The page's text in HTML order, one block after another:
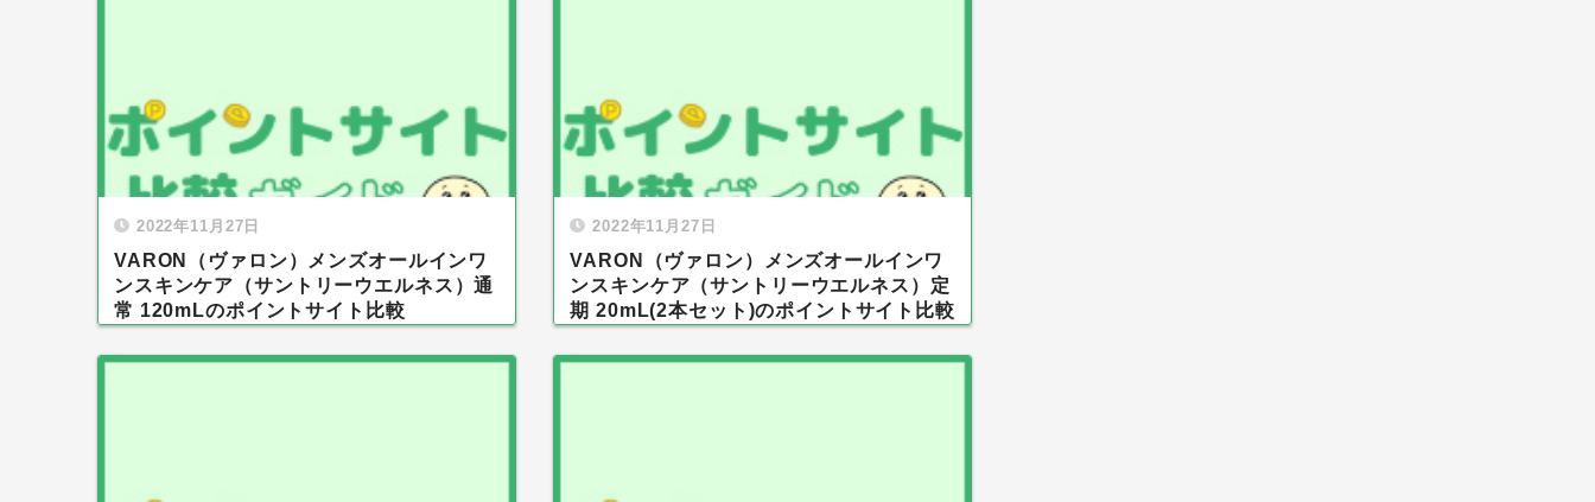
2022年11月27日
VARON（ヴァロン）メンズオールインワ
ンスキンケア（サントリーウエルネス）通
常 120mLのポイントサイト比較
2022年11月27日
VARON（ヴァロン）メンズオールインワ
ンスキンケア（サントリーウエルネス）定
期 20mL(2本セット)のポイントサイト比較